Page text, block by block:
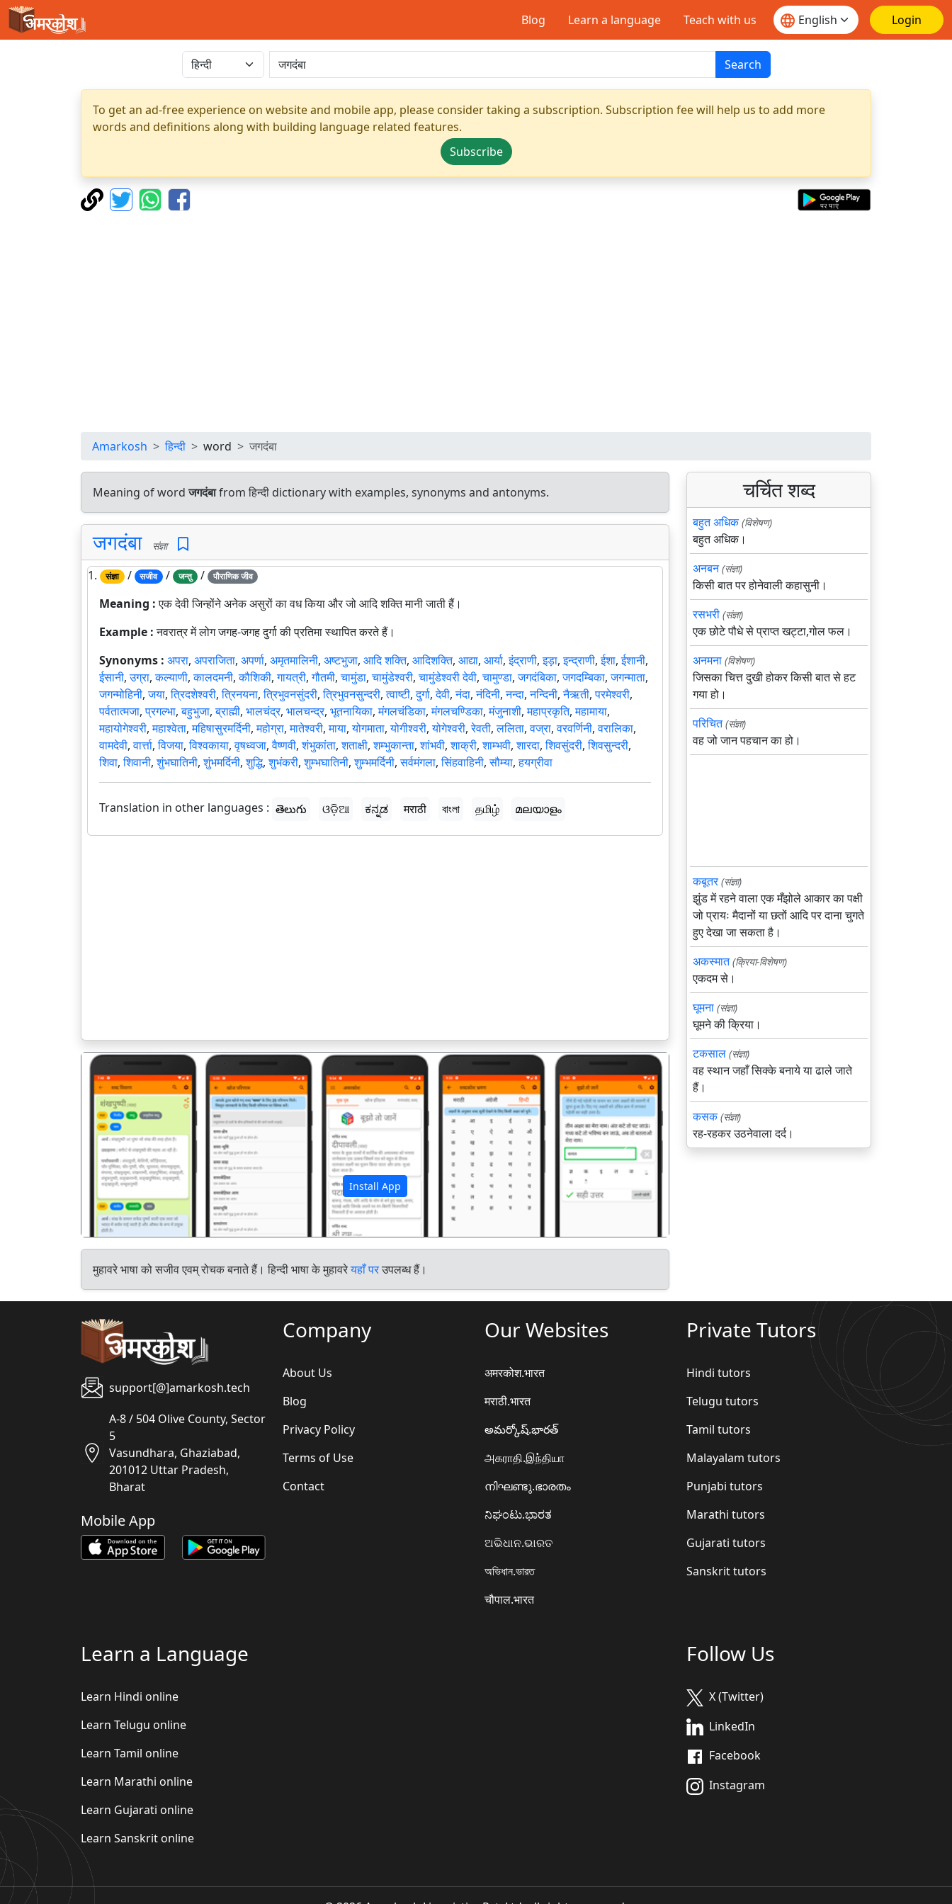
Blog Learn a language Teach with us Login
Search
To get an ad-free experience on website and mobile app, please consider taking a subscription. Subscription fee will help us to add more
words and definitions along with building language related features.
Subscribe
Amarkosh हिन्दी word जगदंबा
Meaning of wordजगदंबाfrom हिन्दी dictionary with examples, synonyms and antonyms.
जगदंबा संज्ञा
1. संज्ञा / सजीव / जन्तु / पौराणिक जीव
Meaning :एक देवी जिन्होंने अनेक असुरों का वध किया और जो आदि शक्ति मानी जाती हैं।
Example :नवरात्र में लोग जगह-जगह दुर्गा की प्रतिमा स्थापित करते हैं।
Synonyms : अपरा, अपराजिता, अपर्णा, अमृतमालिनी, अष्टभुजा, आदि शक्ति, आदिशक्ति, आद्या, आर्या,इंद्राणी,इड़ा,इन्द्राणी,ईशा,ईशानी,
ईसानी,उग्रा,कल्याणी,कालदमनी,कौशिकी,गायत्री,गौतमी,चामुंडा,चामुंडेश्वरी,चामुंडेश्वरी देवी,चामुण्डा,जगदंबिका,जगदम्बिका,जगन्माता,
जगन्मोहिनी,जया,त्रिदशेश्वरी,त्रिनयना,त्रिभुवनसुंदरी,त्रिभुवनसुन्दरी,त्वाष्टी,दुर्गा,देवी,नंदा,नंदिनी,नन्दा,नन्दिनी,नैऋती,परमेश्वरी,
पर्वतात्मजा,प्रगल्भा,बहुभुजा,ब्राह्मी, भालचंद्र, भालचन्द्र, भूतनायिका,मंगलचंडिका,मंगलचण्डिका,मंजुनाशी,महाप्रकृति,महामाया,
महायोगेश्वरी,महाश्वेता,महिषासुरमर्दिनी,महोग्रा,मातेश्वरी,माया,योगमाता,योगीश्वरी,योगेश्वरी,रेवती,ललिता,वज्रा,वरवर्णिनी,वरालिका,
वामदेवी,वार्त्ता,विजया,विश्वकाया,वृषध्वजा,वैष्णवी,शंभुकांता,शताक्षी,शम्भुकान्ता,शांभवी,शाक्री,शाम्भवी,शारदा,शिवसुंदरी,शिवसुन्दरी,
शिवा,शिवानी,शुंभघातिनी,शुंभमर्दिनी,शुद्धि,शुभंकरी,शुम्भघातिनी,शुम्भमर्दिनी,सर्वमंगला,सिंहवाहिनी,सौम्या,हयग्रीवा
Translation in other languages : తెలుగు ଓଡ଼ିଆ ಕನ್ನಡ मराठी বাংলা தமிழ் മലയാളം
Install App
पिछला अगला
मुहावरे भाषा को सजीव एवम् रोचक बनाते हैं। हिन्दी भाषा के मुहावरेयहाँ परउपलब्ध हैं।
चर्चित शब्द
बहुत अधिक (विशेषण)
बहुत अधिक।
अनबन (संज्ञा)
किसी बात पर होनेवाली कहासुनी।
रसभरी (संज्ञा)
एक छोटे पौधे से प्राप्त खट्टा,गोल फल।
अनमना (विशेषण)
जिसका चित्त दुखी होकर किसी बात से हट
गया हो।
परिचित (संज्ञा)
वह जो जान पहचान का हो।
कबूतर (संज्ञा)
झुंड में रहने वाला एक मँझोले आकार का पक्षी
जो प्रायः मैदानों या छतों आदि पर दाना चुगते
हुए देखा जा सकता है।
अकस्मात (क्रिया-विशेषण)
एकदम से।
घूमना (संज्ञा)
घूमने की क्रिया।
टकसाल (संज्ञा)
वह स्थान जहाँ सिक्के बनाये या ढाले जाते
हैं।
कसक (संज्ञा)
रह-रहकर उठनेवाला दर्द।
support[@]amarkosh.tech
A-8 / 504 Olive County, Sector
5
Vasundhara, Ghaziabad,
201012 Uttar Pradesh,
Bharat
Mobile App
Company
About Us
Blog
Privacy Policy
Terms of Use
Contact
Our Websites
अमरकोश.भारत
मराठी.भारत
అమర్కోష్.భారత్
அகராதி.இந்தியா
നിഘണ്ടു.ഭാരതം
ನಿಘಂಟು.ಭಾರತ
ଅଭିଧାନ.ଭାରତ
অভিধান.ভারত
चौपाल.भारत
Private Tutors
Hindi tutors
Telugu tutors
Tamil tutors
Malayalam tutors
Punjabi tutors
Marathi tutors
Gujarati tutors
Sanskrit tutors
Learn a Language
Learn Hindi online
Learn Telugu online
Learn Tamil online
Learn Marathi online
Learn Gujarati online
Learn Sanskrit online
Follow Us
X (Twitter)
LinkedIn
Facebook
Instagram